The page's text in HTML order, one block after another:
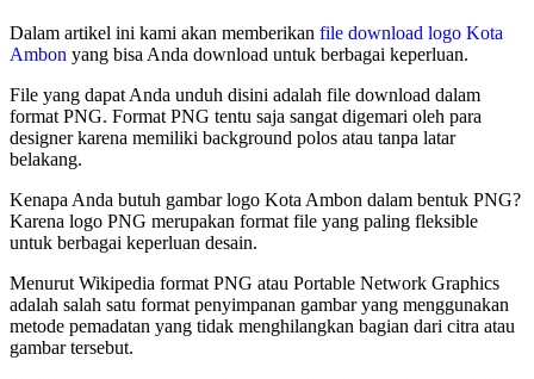
Dalam artikel ini kami akan memberikan file download logo Kota
Ambon yang bisa Anda download untuk berbagai keperluan.
File yang dapat Anda unduh disini adalah file download dalam
format PNG. Format PNG tentu saja sangat digemari oleh para
designer karena memiliki background polos atau tanpa latar
belakang.
Kenapa Anda butuh gambar logo Kota Ambon dalam bentuk PNG?
Karena logo PNG merupakan format file yang paling fleksible
untuk berbagai keperluan desain.
Menurut Wikipedia format PNG atau Portable Network Graphics
adalah salah satu format penyimpanan gambar yang menggunakan
metode pemadatan yang tidak menghilangkan bagian dari citra atau
gambar tersebut.